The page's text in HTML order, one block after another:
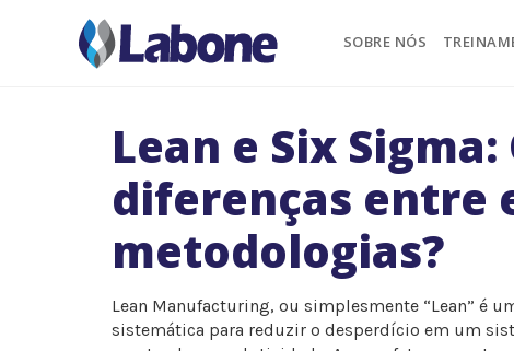
SOBRE NÓS
Lean e Six
diferenças entre
metodologias?
Lean Manufacturing, ou simplesmente “Lean” é
sistemática para reduzir o desperdício em um